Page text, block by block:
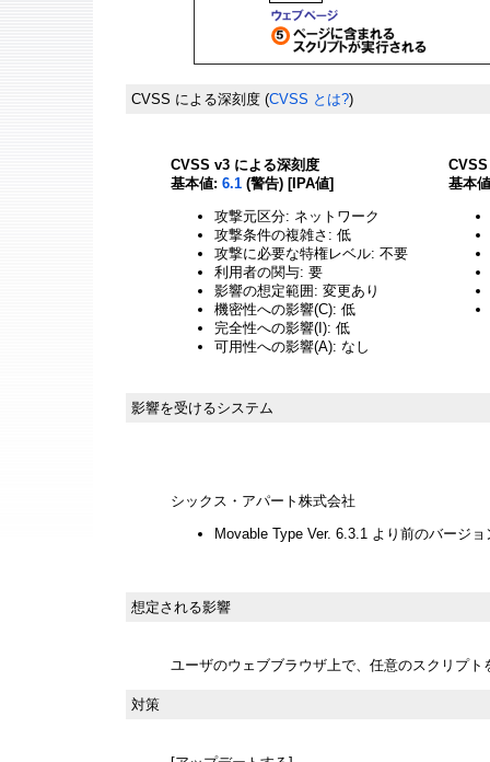
CVSS による深刻度 (CVSS とは?)
CVSS v3 による深刻度
基本値: 6.1 (警告) [IPA値]
攻撃元区分: ネットワーク
攻撃条件の複雑さ: 低
攻撃に必要な特権レベル: 不要
利用者の関与: 要
影響の想定範囲: 変更あり
機密性への影響(C): 低
完全性への影響(I): 低
可用性への影響(A): なし
基本
影響を受けるシステム
シックス・アパート株式会社
Movable Type Ver. 6.3.1 より前のバージョ
想定される影響
ユーザのウェブブラウザ上で、任意のスクリプ
対策